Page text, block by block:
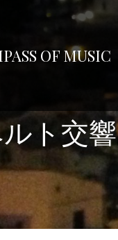
OF MUSIC
ト交